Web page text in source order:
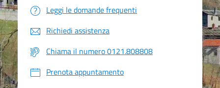
Leggi le domande frequenti
Richiedi assistenza
Chiama il numero 0121.808808
Prenota appuntamento